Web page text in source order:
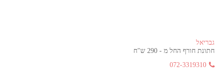
גבריאל
חתונת חורף החל מ - 290 ש"ח
072-3319310